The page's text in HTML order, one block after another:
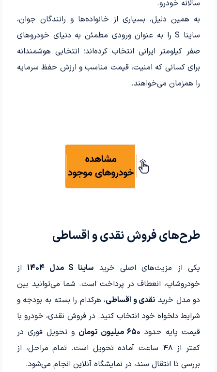
سالانه خودرو.
به همین دلیل، بسیاری از خانواده‌ها و رانندگان جوان،
ساینا S را به عنوان ورودی مطمئن به دنیای خودروهای
صفر کیلومتر ایرانی انتخاب کرده‌اند؛ انتخابی هوشمندانه
برای کسانی که امنیت، قیمت مناسب و ارزش حفظ سرمایه
را همزمان می‌خواهند.
طرح‌های فروش نقدی و اقساطی
یکی از مزیت‌های اصلی خرید ساینا S مدل 1404
از
خودروشاپ، انعطاف در پرداخت است. شما می‌توانید بین
دو مدل خرید نقدی و اقساطی، هرکدام را بسته به بودجه و
شرایط دلخواه خود انتخاب کنید. در فروش نقدی، خودرو با
قیمت پایه حدود ۶۵۰ میلیون تومان
و تحویل فوری در
کمتر از ۴۸ ساعت آماده تحویل است. تمام مراحل، از
بررسی تا انتقال سند، در نمایشگاه آنلاین انجام می‌شود.